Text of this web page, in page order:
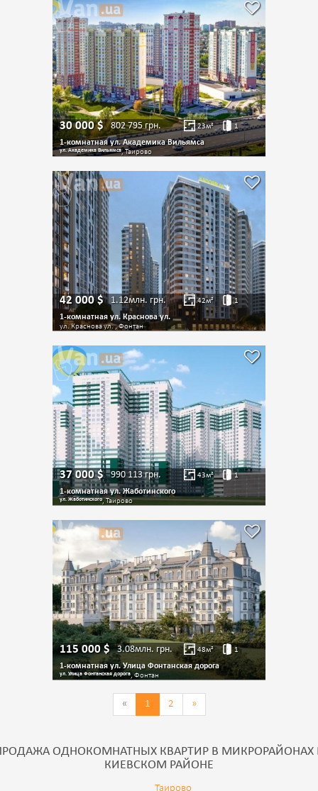
30 000$ 802 795грн. 23м² 1
1-комнатная ул. Академика Вильямса
ул. Академика Вильямса, Таирово
42 000$ 1.12млн. грн. 42м² 1
1-комнатная ул. Краснова ул.
ул. Краснова ул. , Фонтан
37 000$ 990 113грн. 43м² 1
1-комнатная ул. Жаботинского
ул. Жаботинского, Таирово
115 000$ 3.08млн. грн. 48м² 1
1-комнатная ул. Улица Фонтанская дорога
ул. Улица Фонтанская дорога, Фонтан
« 1 2 »
ОДНОКОМНАТНЫХ КВАРТИР В МИКРОРАЙОНАХ
КИЕВСКОМ РАЙОНЕ
Таирово